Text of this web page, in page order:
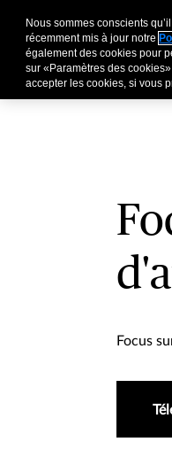
Focus
Nous sommes conscients
récemment mis à jour notre
également des cookies pour
sur «Paramètres des
accepter les cookies, si vous